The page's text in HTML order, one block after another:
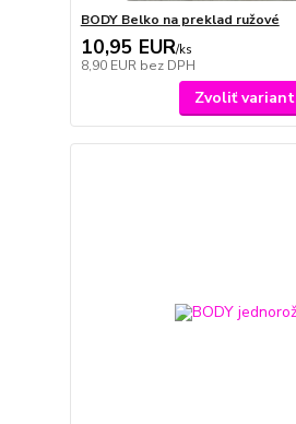
BODY Belko na preklad ružové
10,95 EUR/ks
8,90 EUR bez DPH
Zvoliť variant